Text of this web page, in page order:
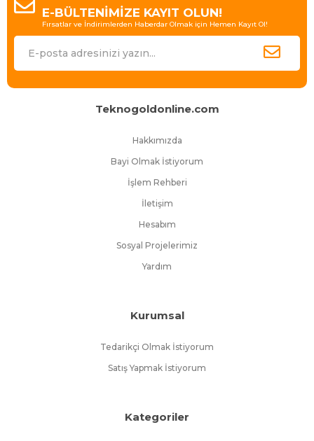
sunuyor.
Bugün 30'dan fazla kategori içinde 4000'den fazla ürün çeşidi
gururunu yaşıyor.
KKTC’de e-ticaret deneyiminin standartlarını her geçen gün
E-BÜLTENİMİZE KAYIT OLUN!
Fırsatlar ve İndirimlerden Haberdar Olmak için Hemen Kayıt Ol!
Teknogoldonline.com
Hakkımızda
Bayi Olmak İstiyorum
İşlem Rehberi
İletişim
Hesabım
Sosyal Projelerimiz
Yardım
Kurumsal
Tedarikçi Olmak İstiyorum
Satış Yapmak İstiyorum
Kategoriler